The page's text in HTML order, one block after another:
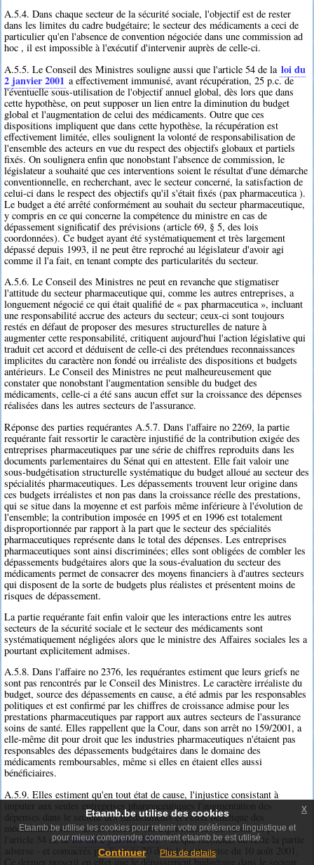
A.5.4. Dans chaque secteur de la sécurité sociale, l'objectif est de rester
dans les limites du cadre budgétaire; le secteur des médicaments a ceci de
particulier qu'en l'absence de convention négociée dans une commission ad
hoc , il est impossible à l'exécutif d'intervenir auprès de celle-ci.
A.5.5. Le Conseil des Ministres souligne aussi que l'article 54 de la loi du
2 janvier 2001 a effectivement immunisé, avant récupération, 25 p.c. de
l'éventuelle sous-utilisation de l'objectif annuel global, dès lors que dans
cette hypothèse, on peut supposer un lien entre la diminution du budget
global et l'augmentation de celui des médicaments. Outre que ces
dispositions impliquent que dans cette hypothèse, la récupération est
effectivement limitée, elles soulignent la volonté de responsabilisation de
l'ensemble des acteurs en vue du respect des objectifs globaux et partiels
fixés. On soulignera enfin que nonobstant l'absence de commission, le
législateur a souhaité que ces interventions soient le résultat d'une démarche
conventionnelle, en recherchant, avec le secteur concerné, la satisfaction de
celui-ci dans le respect des objectifs qu'il s'était fixés (pax pharmaceutica ).
Le budget a été arrêté conformément au souhait du secteur pharmaceutique,
y compris en ce qui concerne la compétence du ministre en cas de
dépassement significatif des prévisions (article 69, § 5, des lois
coordonnées). Ce budget ayant été systématiquement et très largement
dépassé depuis 1993, il ne peut être reproché au législateur d'avoir agi
comme il l'a fait, en tenant compte des particularités du secteur.
A.5.6. Le Conseil des Ministres ne peut en revanche que stigmatiser
l'attitude du secteur pharmaceutique qui, comme les autres entreprises, a
longuement négocié ce qui était qualifié de « pax pharmaceutica », incluant
une responsabilité accrue des acteurs du secteur; ceux-ci sont toujours
restés en défaut de proposer des mesures structurelles de nature à
augmenter cette responsabilité, critiquent aujourd'hui l'action législative qui
traduit cet accord et déduisent de celle-ci des prétendues reconnaissances
implicites du caractère non fondé ou irréaliste des dispositions et budgets
antérieurs. Le Conseil des Ministres ne peut malheureusement que
constater que nonobstant l'augmentation sensible du budget des
médicaments, celle-ci a été sans aucun effet sur la croissance des dépenses
réalisées dans les autres secteurs de l'assurance.
Réponse des parties requérantes A.5.7. Dans l'affaire no 2269, la partie
requérante fait ressortir le caractère injustifié de la contribution exigée des
entreprises pharmaceutiques par une série de chiffres reproduits dans les
documents parlementaires du Sénat qui en attestent. Elle fait valoir une
sous-budgétisation structurelle systématique du budget alloué au secteur des
spécialités pharmaceutiques. Les dépassements trouvent leur origine dans
ces budgets irréalistes et non pas dans la croissance réelle des prestations,
qui se situe dans la moyenne et est parfois même inférieure à l'évolution de
l'ensemble; la contribution imposée en 1995 et en 1996 est totalement
disproportionnée par rapport à la part que le secteur des spécialités
pharmaceutiques représente dans le total des dépenses. Les entreprises
pharmaceutiques sont ainsi discriminées; elles sont obligées de combler les
dépassements budgétaires alors que la sous-évaluation du secteur des
médicaments permet de consacrer des moyens financiers à d'autres secteurs
qui disposent de la sorte de budgets plus réalistes et présentent moins de
risques de dépassement.
La partie requérante fait enfin valoir que les interactions entre les autres
secteurs de la sécurité sociale et le secteur des médicaments sont
systématiquement négligées alors que le ministre des Affaires sociales les a
pourtant explicitement admises.
A.5.8. Dans l'affaire no 2376, les requérantes estiment que leurs griefs ne
sont pas rencontrés par le Conseil des Ministres. Le caractère irréaliste du
budget, source des dépassements en cause, a été admis par les responsables
politiques et est confirmé par les chiffres de croissance admise pour les
prestations pharmaceutiques par rapport aux autres secteurs de l'assurance
soins de santé. Elles rappellent que la Cour, dans son arrêt no 159/2001, a
elle-même dit pour droit que les industries pharmaceutiques n'étaient pas
responsables des dépassements budgétaires dans le domaine des
médicaments remboursables, même si elles en étaient elles aussi
bénéficiaires.
A.5.9. Elles estiment qu'en tout état de cause, l'injustice consistant à
imputer aux seules entreprises pharmaceutiques l'augmentation des
dépenses dans le secteur des médicaments et l'effet bénéfique des
médicaments sur d'autres secteurs ont expressément été reconnus par
l'article 54 de la loi du 2 janvier 2001- ce que reconnaît du reste la partie
adverse - et consacrés par l'article 20 de la loi entreprise du 10 août 2001.
Ce dernier prescrit en effet que le dépassement budgétaire dans le secteur
Etaamb.be utilise des cookies
Etaamb.be utilise les cookies pour retenir votre préférence linguistique et
pour mieux comprendre comment etaamb.be est utilisé.
Continuer Plus de details
x